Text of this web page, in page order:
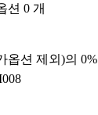
션 0 개
옵션 제외)의 0%